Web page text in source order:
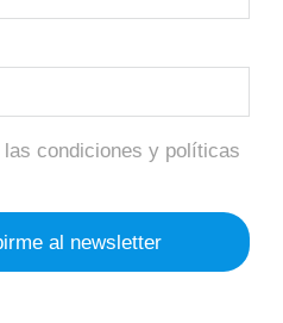
condiciones y políticas